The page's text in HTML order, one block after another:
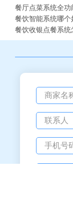
餐厅点菜系统全功
餐饮智能系统哪个
餐饮收银点餐系统